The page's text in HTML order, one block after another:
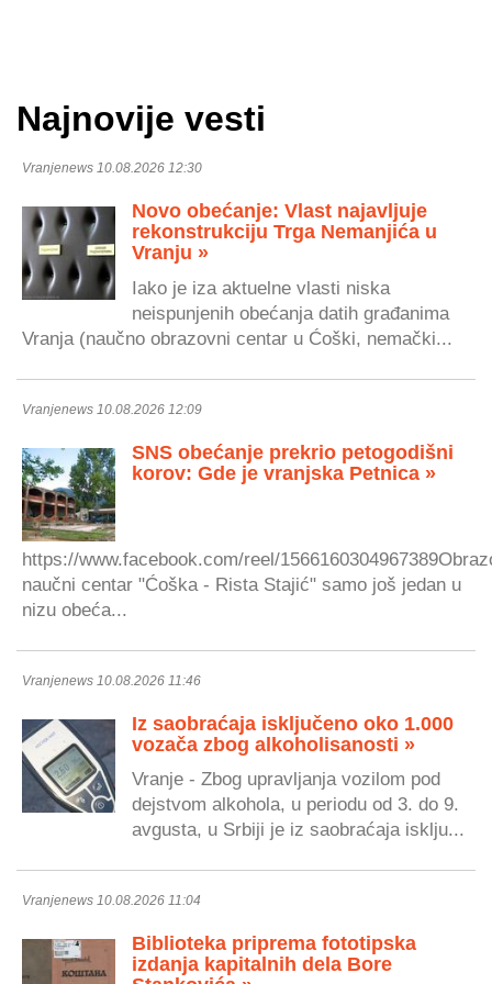
Najnovije vesti
Vranjenews 10.08.2026 12:30
Novo obećanje: Vlast najavljuje
rekonstrukciju Trga Nemanjića u
Vranju »
Iako je iza aktuelne vlasti niska
neispunjenih obećanja datih građanima
Vranja (naučno obrazovni centar u Ćoški, nemački...
Vranjenews 10.08.2026 12:09
SNS obećanje prekrio petogodišni
korov: Gde je vranjska Petnica »
https://www.facebook.com/reel/
naučni centar "Ćoška - Rista Stajić" samo još jedan u
nizu obeća...
Vranjenews 10.08.2026 11:46
Iz saobraćaja isključeno oko 1.000
vozača zbog alkoholisanosti »
Vranje - Zbog upravljanja vozilom pod
dejstvom alkohola, u periodu od 3. do 9.
avgusta, u Srbiji je iz saobraćaja isklju...
Vranjenews 10.08.2026 11:04
Biblioteka priprema fototipska
izdanja kapitalnih dela Bore